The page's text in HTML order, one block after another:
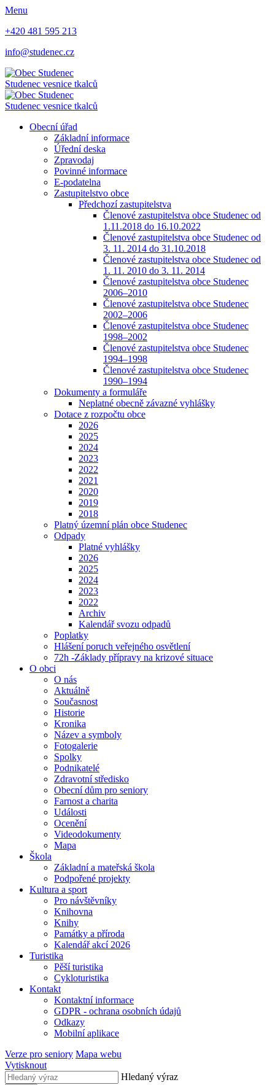
Menu
+420 481 595 213
info@studenec.cz
Studenec vesnice tkalců
Studenec vesnice tkalců
Obecní úřad
Základní informace
Úřední deska
Zpravodaj
Povinné informace
E-podatelna
Zastupitelstvo obce
Předchozí zastupitelstva
Členové zastupitelstva obce Studenec od
1.11.2018 do 16.10.2022
Členové zastupitelstva obce Studenec od
3. 11. 2014 do 31.10.2018
Členové zastupitelstva obce Studenec od
1. 11. 2010 do 3. 11. 2014
Členové zastupitelstva obce Studenec
2006–2010
Členové zastupitelstva obce Studenec
2002–2006
Členové zastupitelstva obce Studenec
1998–2002
Členové zastupitelstva obce Studenec
1994–1998
Členové zastupitelstva obce Studenec
1990–1994
Dokumenty a formuláře
Neplatné obecně závazné vyhlášky
Dotace z rozpočtu obce
2026
2025
2024
2023
2022
2021
2020
2019
2018
Platný územní plán obce Studenec
Odpady
Platné vyhlášky
2026
2025
2024
2023
2022
Archiv
Kalendář svozu odpadů
Poplatky
Hlášení poruch veřejného osvětlení
72h -Základy přípravy na krizové situace
O obci
O nás
Aktuálně
Současnost
Historie
Kronika
Název a symboly
Fotogalerie
Spolky
Podnikatelé
Zdravotní středisko
Obecní dům pro seniory
Farnost a charita
Události
Ocenění
Videodokumenty
Mapa
Škola
Základní a mateřská škola
Podpořené projekty
Kultura a sport
Pro návštěvníky
Knihovna
Knihy
Památky a příroda
Kalendář akcí 2026
Turistika
Pěší turistika
Cykloturistika
Kontakt
Kontaktní informace
GDPR - ochrana osobních údajů
Odkazy
Mobilní aplikace
Verze pro seniory Mapa webu
Vytisknout
Hledaný výraz